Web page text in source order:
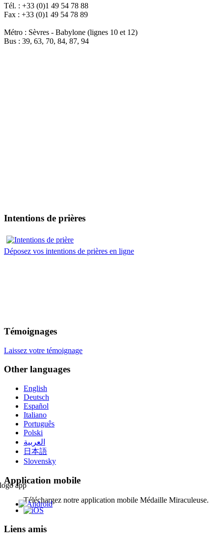
Tél. : +33 (0)1 49 54 78 88
Fax : +33 (0)1 49 54 78 89
Métro : Sèvres - Babylone (lignes 10 et 12)
Bus : 39, 63, 70, 84, 87, 94
Intentions de prières
Déposez vos intentions de prières en ligne
Témoignages
Laissez votre témoignage
Other languages
English
Deutsch
Español
Italiano
Português
Polski
العربية
日本語
Slovensky
Application mobile
Téléchargez notre application mobile Médaille Miraculeuse.
Liens amis